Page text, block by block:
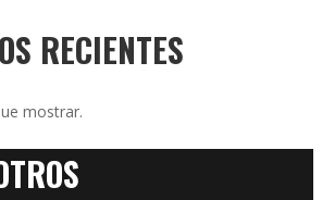
RECIENTES
mostrar.